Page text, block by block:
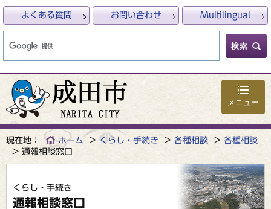
メニュー
よくある質問 お問い合わせ Multilingual
現在地： ホーム くらし・手続き 各種相談
各種相談
通報相談窓口
くらし・手続き
通報相談窓口